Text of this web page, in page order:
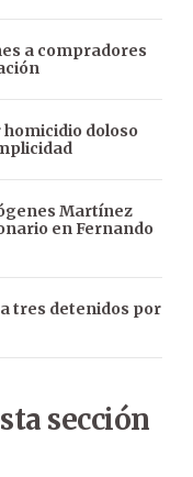
a compradores
doloso
Martínez
en Fernando
tres detenidos por
sección